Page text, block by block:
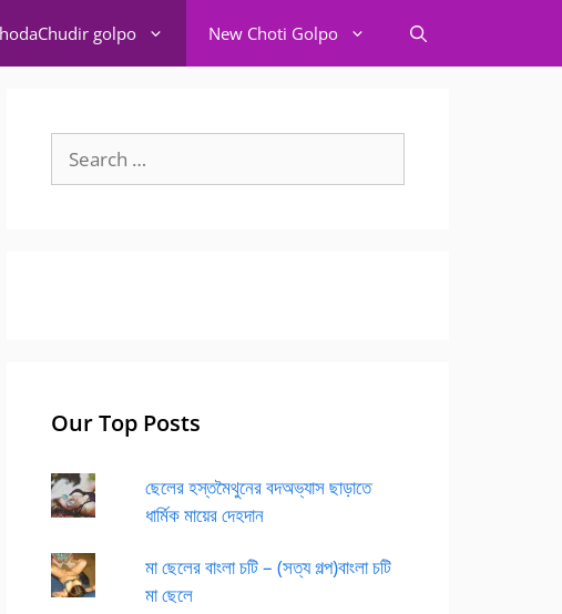
golpo New Choti Golpo
for:
Our Top Posts
ছেলের হস্তমৈথুনের বদঅভ্যাস ছাড়াতে
ধার্মিক মায়ের দেহদান
মা ছেলের বাংলা চটি – (সত্য গল্প)বাংলা চটি
মা ছেলে